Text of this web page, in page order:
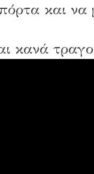
και να
κανά